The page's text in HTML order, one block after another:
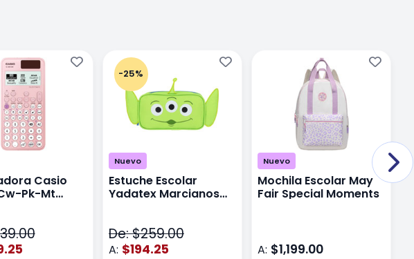
Casio
Pk-Mt
-25%
Nuevo
Estuche Escolar
Yadatex Marcianos
De: $259.00
A: $194.25
Nuevo
Mochila Escolar May
Fair Special Moments
A: $1,199.00